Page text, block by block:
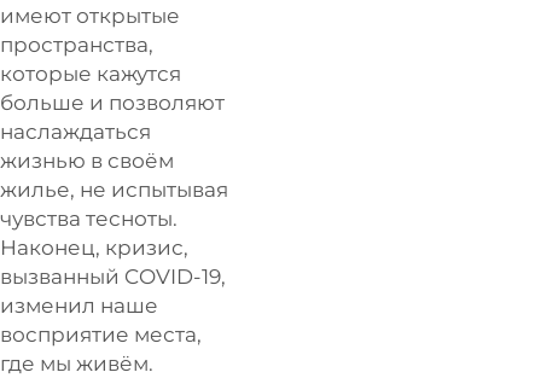
имеют открытые
пространства,
которые кажутся
больше и позволяют
наслаждаться
жизнью в своём
жилье, не испытывая
чувства тесноты.
Наконец, кризис,
вызванный COVID-19,
изменил наше
восприятие места,
где мы живём.